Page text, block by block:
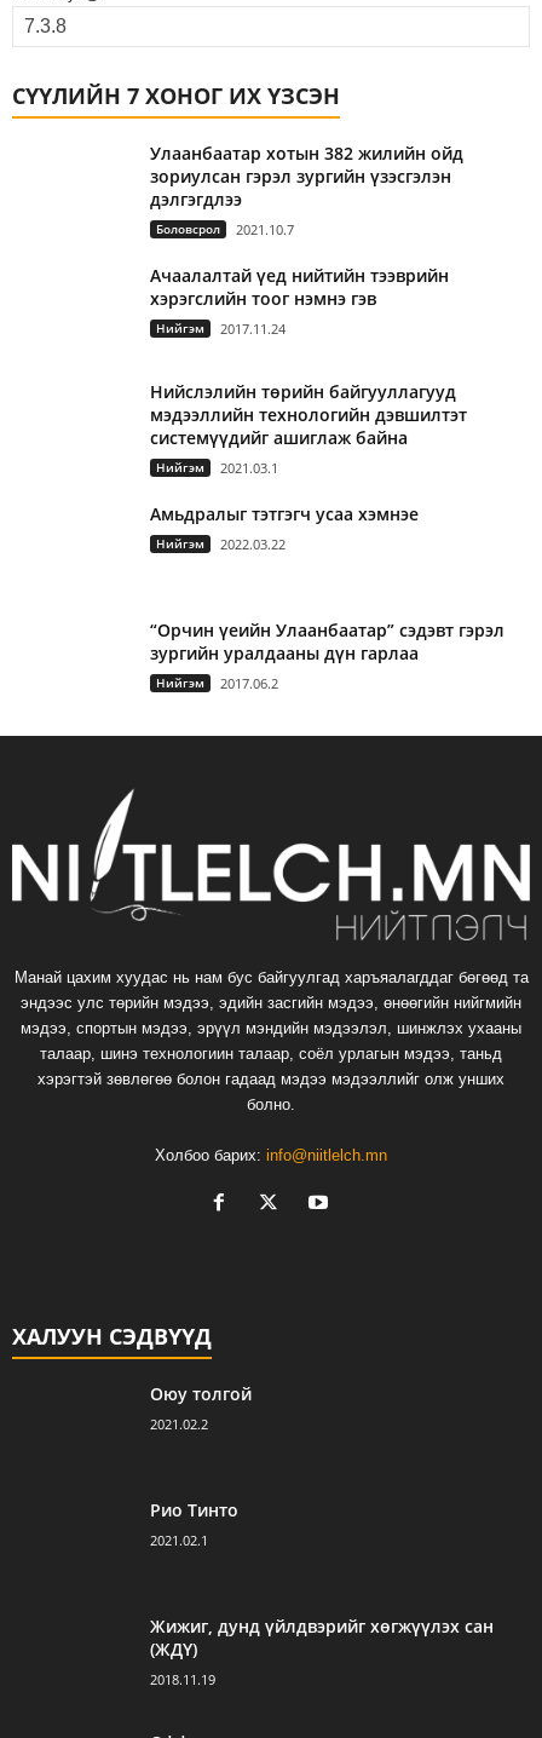
СҮҮЛИЙН 7 ХОНОГ ИХ ҮЗСЭН
Улаанбаатар хотын 382 жилийн ойд
зориулсан гэрэл зургийн үзэсгэлэн
дэлгэгдлээ
Боловсрол 2021.10.7
Ачаалалтай үед нийтийн тээврийн
хэрэгслийн тоог нэмнэ гэв
Нийгэм 2017.11.24
Нийслэлийн төрийн байгууллагууд
мэдээллийн технологийн дэвшилтэт
системүүдийг ашиглаж байна
Нийгэм 2021.03.1
Амьдралыг тэтгэгч усаа хэмнэе
Нийгэм 2022.03.22
“Орчин үеийн Улаанбаатар” сэдэвт гэрэл
зургийн уралдааны дүн гарлаа
Нийгэм 2017.06.2
Манай цахим хуудас нь нам бус байгуулгад харъяалагддаг бөгөөд та
эндээс улс төрийн мэдээ, эдийн засгийн мэдээ, өнөөгийн нийгмийн
мэдээ, спортын мэдээ, эрүүл мэндийн мэдээлэл, шинжлэх ухааны
талаар, шинэ технологиин талаар, соёл урлагын мэдээ, таньд
хэрэгтэй зөвлөгөө болон гадаад мэдээ мэдээллийг олж унших
болно.
Холбоо барих: info@niitlelch.mn
ХАЛУУН СЭДВҮҮД
Оюу толгой
2021.02.2
Рио Тинто
2021.02.1
Жижиг, дунд үйлдвэрийг хөгжүүлэх сан
(ЖДҮ)
2018.11.19